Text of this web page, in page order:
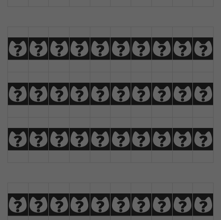
abcdefghij
klmnopqrst
uvwxyzÄÅÆÇ
0123456789